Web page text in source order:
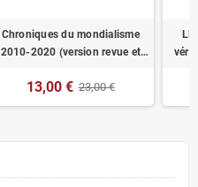
Chroniques du mondialisme
2010-2020 (version revue et
13,00 € 23,00 €
LE